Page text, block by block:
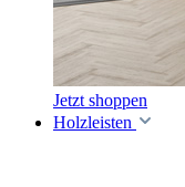
Jetzt shoppen
Holzleisten